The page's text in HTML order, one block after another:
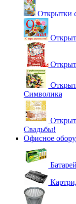
Открытки
Символика
Свадьбы!
Офисное